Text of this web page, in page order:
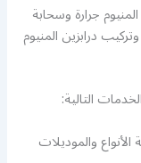
جرارة وسحابة
درابزين المنيوم
التالية:
والموديلات